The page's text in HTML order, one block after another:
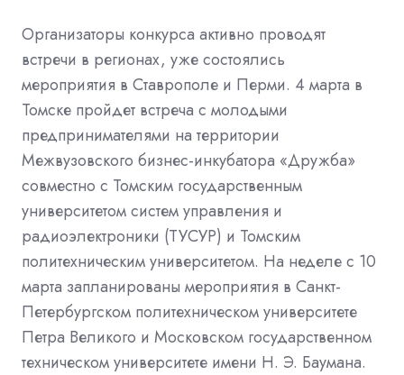
Организаторы конкурса активно проводят
встречи в регионах, уже состоялись
мероприятия в Ставрополе и Перми. 4 марта в
Томске пройдет встреча с молодыми
предпринимателями на территории
Межвузовского бизнес-инкубатора «Дружба»
совместно с Томским государственным
университетом систем управления и
радиоэлектроники (ТУСУР) и Томским
политехническим университетом. На неделе с 10
марта запланированы мероприятия в Санкт-
Петербургском политехническом университете
Петра Великого и Московском государственном
техническом университете имени Н. Э. Баумана.